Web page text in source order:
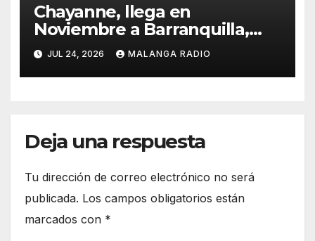
Chayanne, llega en
Noviembre a Barranquilla,
estadio Edgar Rentería
JUL 24, 2026 MALANGA RADIO
Deja una respuesta
Tu dirección de correo electrónico no será
publicada. Los campos obligatorios están
marcados con *